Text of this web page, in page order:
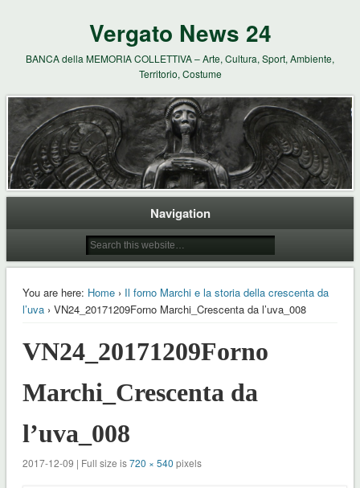
Vergato News 24
BANCA della MEMORIA COLLETTIVA – Arte, Cultura, Sport, Ambiente,
Territorio, Costume
Navigation
You are here: Home› Il forno Marchi e la storia della crescenta da
l’uva› VN24_20171209Forno Marchi_Crescenta da l’uva_008
VN24_20171209Forno
Marchi_Crescenta da
l’uva_008
2017-12-09 | Full size is720 × 540 pixels